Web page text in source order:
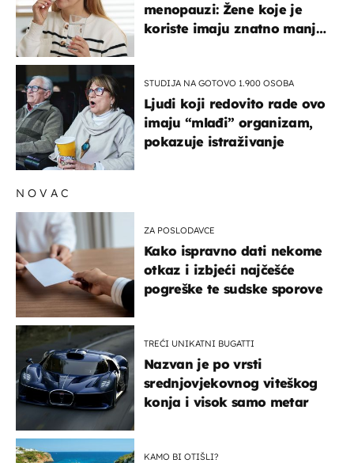
menopauzi: Žene koje je
koriste imaju znatno manji
STUDIJA NA GOTOVO 1.900 OSOBA
Ljudi koji redovito rade ovo
imaju “mlađi” organizam,
pokazuje istraživanje
NOVAC
ZA POSLODAVCE
Kako ispravno dati nekome
otkaz i izbjeći najčešće
pogreške te sudske sporove
TREĆI UNIKATNI BUGATTI
Nazvan je po vrsti
srednjovjekovnog viteškog
konja i visok samo metar
KAMO BI OTIŠLI?